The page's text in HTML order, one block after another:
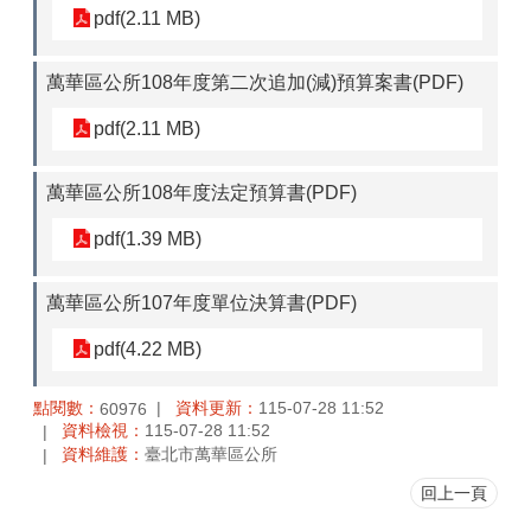
pdf(2.11 MB)
萬華區公所108年度第二次追加(減)預算案書(PDF)
pdf(2.11 MB)
萬華區公所108年度法定預算書(PDF)
pdf(1.39 MB)
萬華區公所107年度單位決算書(PDF)
pdf(4.22 MB)
點閱數： 60976 資料更新： 115-07-28 11:52
資料檢視： 115-07-28 11:52
資料維護： 臺北市萬華區公所
回上一頁